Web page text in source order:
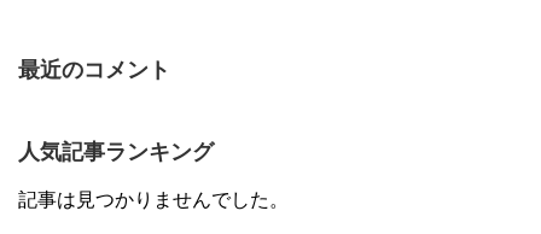
最近のコメント
人気記事ランキング
記事は見つかりませんでした。